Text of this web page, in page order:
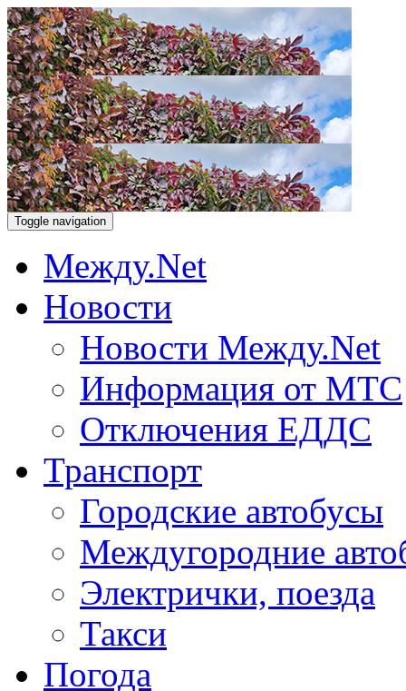
Toggle navigation
Между.Net
Новости
Новости Между.Net
Информация от МТС
Отключения ЕДДС
Транспорт
Городские автобусы
Междугородние
Электрички, поезда
Такси
Погода